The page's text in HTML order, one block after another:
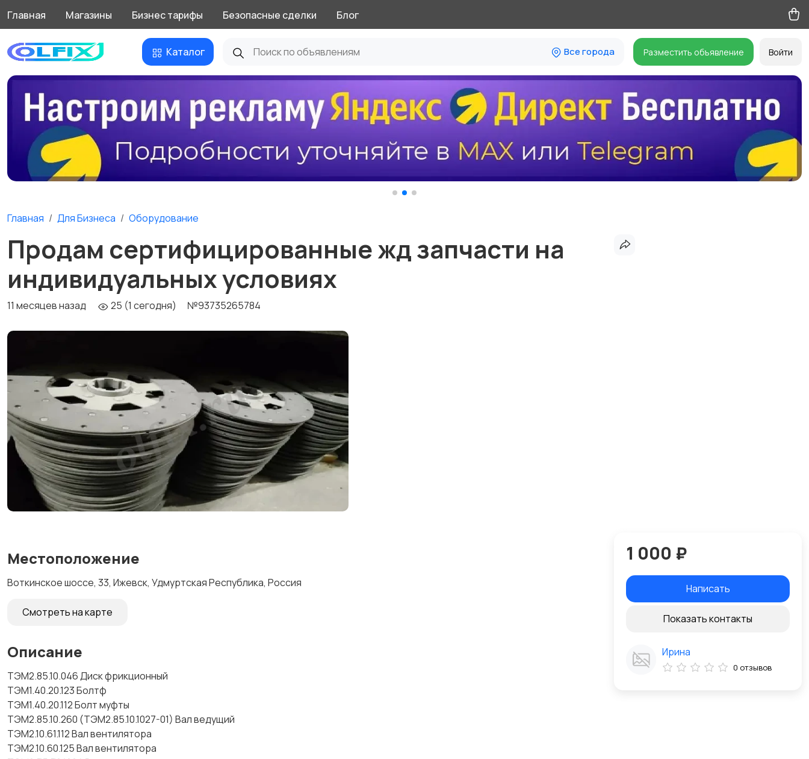
Главная Магазины Бизнес тарифы Безопасные сделки Блог
Каталог Все города Разместить объявление Войти
Главная Для Бизнеса Оборудование
Продам сертифицированные жд запчасти на
индивидуальных условиях
11 месяцев назад 25 (1 сегодня) №93735265784
Местоположение
Воткинское шоссе, 33, Ижевск, Удмуртская Республика, Россия
Смотреть на карте
Описание
ТЭМ2.85.10.046 Диск фрикционный
ТЭМ1.40.20.123 Болтф
ТЭМ1.40.20.112 Болт муфты
ТЭМ2.85.10.260 (ТЭМ2.85.10.1027-01) Вал ведущий
ТЭМ2.10.61.112 Вал вентилятора
ТЭМ2.10.60.125 Вал вентилятора
1 000 ₽
Написать
Показать контакты
Ирина
0 отзывов